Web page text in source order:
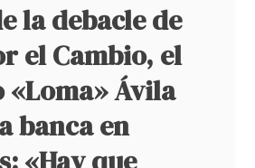
la debacle de
el Cambio, el
Ávila
banca en